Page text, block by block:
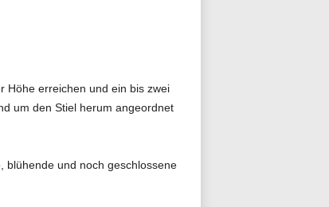
Höhe erreichen und ein bis zwei
um den Stiel herum angeordnet
blühende und noch geschlossene